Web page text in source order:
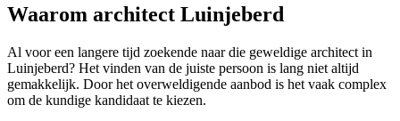
Waarom architect Luinjeberd
Al voor een langere tijd zoekende naar die geweldige architect in
Luinjeberd? Het vinden van de juiste persoon is lang niet altijd
gemakkelijk. Door het overweldigende aanbod is het vaak complex
om de kundige kandidaat te kiezen.